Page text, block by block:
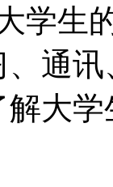
学生
通
大